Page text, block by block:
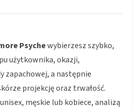
Psychewybierzesz szybko,
użytkownika, okazji,
zapachowej, a następnie
projekcję oraz trwałość.
męskie lub kobiece, analizą